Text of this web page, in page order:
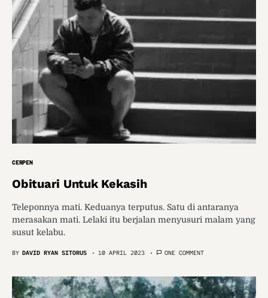
CERPEN
Obituari Untuk Kekasih
Teleponnya mati. Keduanya terputus. Satu di antaranya
merasakan mati. Lelaki itu berjalan menyusuri malam yang
susut kelabu.
BY DAVID RYAN SITORUS 10 APRIL 2023 ONE COMMENT